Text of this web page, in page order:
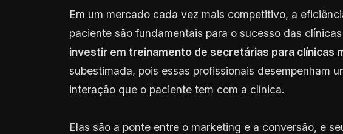
Em um mercado cada vez mais competitivo, a
paciente são fundamentais para o sucesso das
investir em treinamento de secretárias para clínicas
subestimada, pois essas profissionais desempenham
interação que o paciente tem com a clínica.
Elas são a ponte entre o marketing e a conversão, e